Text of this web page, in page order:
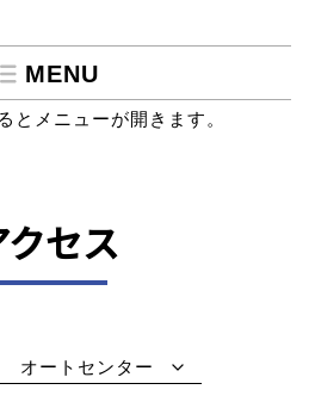
MENU
とメニューが開きます。
クセス
オートセンター